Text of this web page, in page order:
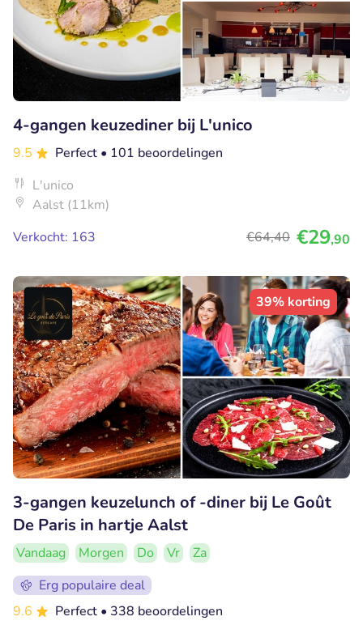
4-gangen keuzediner bij L'unico
9.5 Perfect • 101 beoordelingen
L'unico
Aalst (11km)
Verkocht: 163
€64,40 €29,90
39% korting
3-gangen keuzelunch of -diner bij Le Goût
De Paris in hartje Aalst
Vandaag Morgen Do Vr
Za
Erg populaire deal
9.6
Perfect • 338 beoordelingen